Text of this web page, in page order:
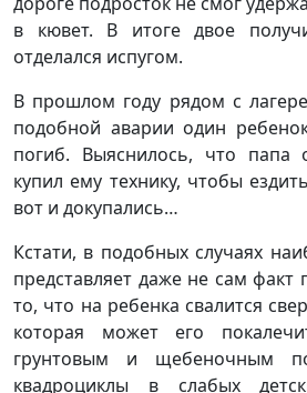
в кювет. В итоге двое
отделался испугом.
В прошлом году рядом с
подобной аварии один
погиб. Выяснилось, что папа
купил ему технику, чтобы
вот и докупались…
Кстати, в подобных случаях
представляет даже не сам факт
то, что на ребенка свалится
которая может его
грунтовым и щебеночным
квадроциклы в слабых